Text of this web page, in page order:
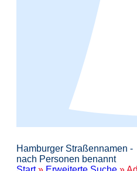
Hamburger Straßennamen -
nach Personen benannt